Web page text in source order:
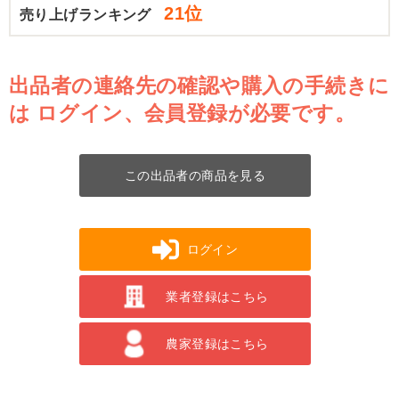
売り上げランキング 21位
出品者の連絡先の確認や購入の手続きに
は ログイン、会員登録が必要です。
この出品者の商品を見る
ログイン
業者登録はこちら
農家登録はこちら